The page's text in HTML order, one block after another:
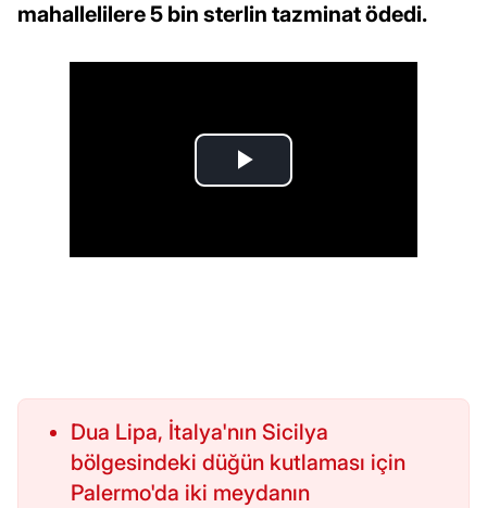
mahallelilere 5 bin sterlin tazminat ödedi.
Dua Lipa, İtalya'nın Sicilya
bölgesindeki düğün kutlaması için
Palermo'da iki meydanın